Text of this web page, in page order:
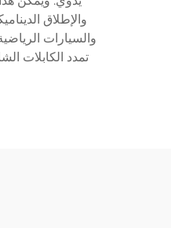
والسيارات
تمدد الكابلات